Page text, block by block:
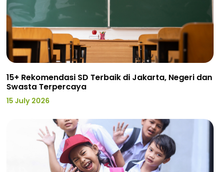
15+ Rekomendasi SD Terbaik di Jakarta, Negeri dan
Swasta Terpercaya
15 July 2026